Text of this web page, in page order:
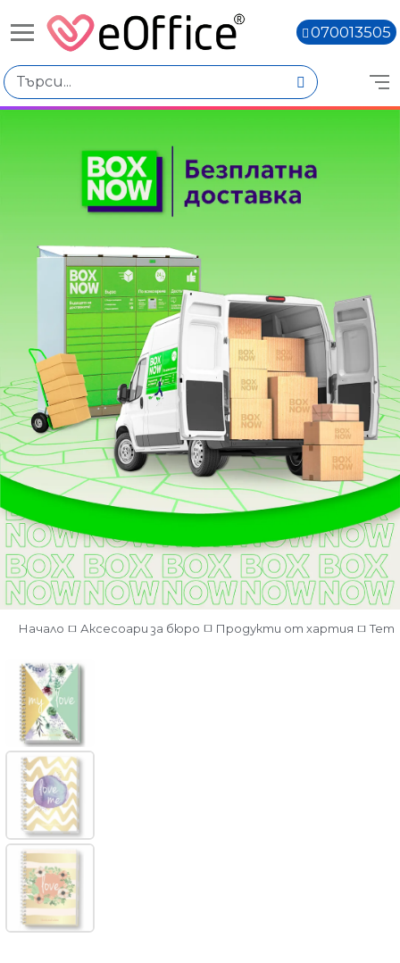
070013505
Начало Аксесоари за бюро Продукти от хартия